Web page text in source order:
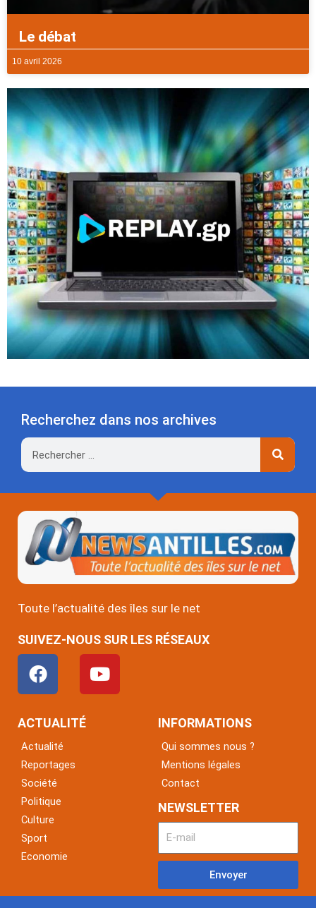
Le débat
10 avril 2026
Recherchez dans nos archives
Rechercher
Toute l’actualité des îles sur le net
SUIVEZ-NOUS SUR LES RÉSEAUX
F
a
c
e
o
o
k
Y
o
u
ACTUALITÉ
Actualité
Reportages
Société
Politique
Culture
Sport
Economie
INFORMATIONS
Qui sommes nous ?
Mentions légales
Contact
NEWSLETTER
Envoyer